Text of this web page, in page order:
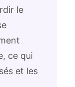
le
ce qui
et les